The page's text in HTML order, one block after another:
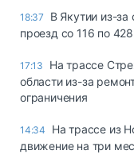
18:37
В Якутии из-
проезд со 116 по
17:13
На трассе
области из-за
ограничения
14:34
На трассе из
движение на три